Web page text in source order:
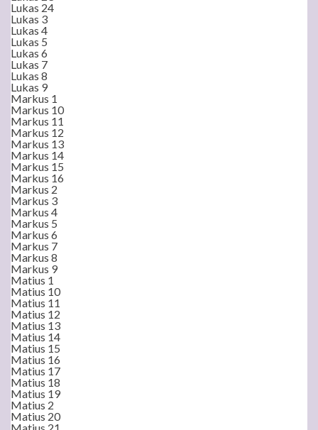
Lukas 24
Lukas 3
Lukas 4
Lukas 5
Lukas 6
Lukas 7
Lukas 8
Lukas 9
Markus 1
Markus 10
Markus 11
Markus 12
Markus 13
Markus 14
Markus 15
Markus 16
Markus 2
Markus 3
Markus 4
Markus 5
Markus 6
Markus 7
Markus 8
Markus 9
Matius 1
Matius 10
Matius 11
Matius 12
Matius 13
Matius 14
Matius 15
Matius 16
Matius 17
Matius 18
Matius 19
Matius 2
Matius 20